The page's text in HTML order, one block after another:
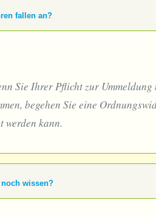
fallen an?
Sie Ihrer Pflicht zur
begehen Sie eine
werden kann.
wissen?